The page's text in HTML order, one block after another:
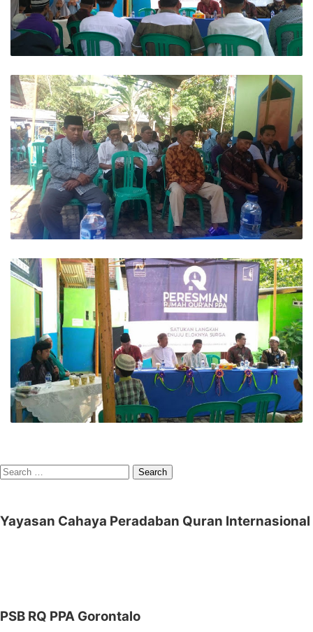
Search
Yayasan Cahaya Peradaban Quran Internasional
PSB RQ PPA Gorontalo